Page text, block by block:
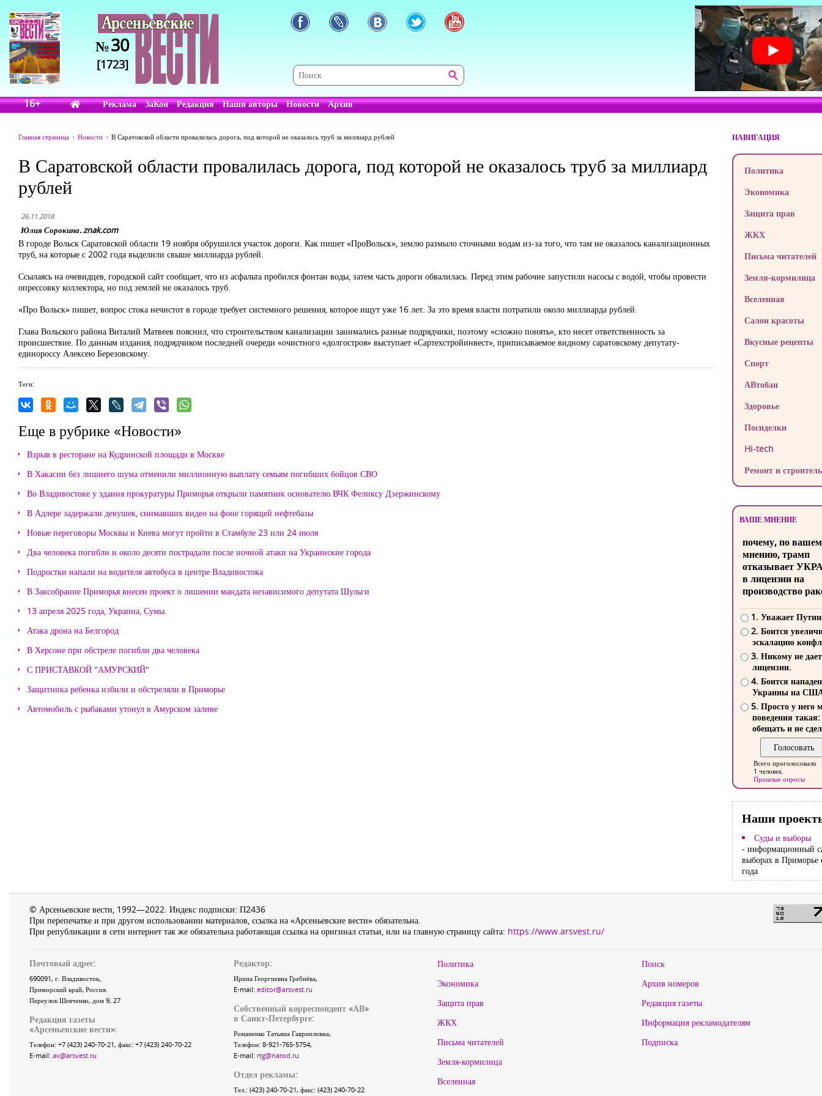
№30
[1723]
16+ Реклама ЗаКон Редакция Наши авторы Новости Архив
Главная страница Новости В Саратовской области провалилась дорога, под которой не оказалось труб за миллиард рублей
В Саратовской области провалилась дорога, под которой не оказалось труб за миллиард
рублей
26.11.2018
Юлия Сорокина. znak.com
В городе Вольск Саратовской области 19 ноября обрушился участок дороги. Как пишет «ПроВольск», землю размыло сточными водам из-за того, что там не оказалось канализационных
труб, на которые с 2002 года выделили свыше миллиарда рублей.
Ссылаясь на очевидцев, городской сайт сообщает, что из асфальта пробился фонтан воды, затем часть дороги обвалилась. Перед этим рабочие запустили насосы с водой, чтобы провести
опрессовку коллектора, но под землей не оказалось труб.
«Про Вольск» пишет, вопрос стока нечистот в городе требует системного решения, которое ищут уже 16 лет. За это время власти потратили около миллиарда рублей.
Глава Вольского района Виталий Матвеев пояснил, что строительством канализации занимались разные подрядчики, поэтому «сложно понять», кто несет ответственность за
происшествие. По данным издания, подрядчиком последней очереди «очистного «долгостроя» выступает «Сартехстройинвест», приписываемое видному саратовскому депутату-
единороссу Алексею Березовскому.
Теги:
Еще в рубрике «Новости»
Взрыв в ресторане на Кудринской площади в Москве
В Хакасии без лишнего шума отменили миллионную выплату семьям погибших бойцов СВО
Во Владивостоке у здания прокуратуры Приморья открыли памятник основателю ВЧК Феликсу Дзержинскому
В Адлере задержали девушек, снимавших видео на фоне горящей нефтебазы
Новые переговоры Москвы и Киева могут пройти в Стамбуле 23 или 24 июля
Два человека погибли и около десяти пострадали после ночной атаки на Украинские города
Подростки напали на водителя автобуса в центре Владивостока
В Заксобрание Приморья внесен проект о лишении мандата независимого депутата Шульги
13 апреля 2025 года, Украина, Сумы.
Атака дрона на Белгород
В Херсоне при обстреле погибли два человека
С ПРИСТАВКОЙ "АМУРСКИЙ"
Защитника ребенка избили и обстреляли в Приморье
Автомобиль с рыбаками утонул в Амурском заливе
НАВИГАЦИЯ
Политика
Экономика
Защита прав
ЖКХ
Письма читателей
Земля-кормилица
Вселенная
Салон красоты
Вкусные рецепты
Спорт
АВтобан
Здоровье
Посиделки
Hi-tech
Ремонт и
ВАШЕ МНЕНИЕ
почему, по
мнению, трамп
отказывает
в лицензии на
производство
1. Уважает
2. Боится
эскалацию
3. Никому не
лицензии.
4. Боится
Украины на
5. Просто у него
поведения такая:
обещать и не
Всего проголосовало
1 человек
Прошлые опросы
Наши
Суды и выборы
- информационный
выборах в Приморье
года
© Арсеньевские вести, 1992—2022. Индекс подписки: П2436
При перепечатке и при другом использовании материалов, ссылка на «Арсеньевские вести» обязательна.
При републикации в сети интернет так же обязательна работающая ссылка на оригинал статьи, или на главную страницу сайта: https://www.arsvest.ru/
Почтовый адрес:
690091, г. Владивосток,
Приморский край, Россия.
Переулок Шевченко, дом 9, 27
Редакция газеты
«Арсеньевские вести»:
Телефон: +7 (423) 240-70-21, факс: +7 (423) 240-70-22
E-mail: av@arsvest.ru
Редактор:
Ирина Георгиевна Гребнёва,
E-mail: editor@arsvest.ru
Собственный корреспондент «АВ»
в Санкт-Петербурге:
Романенко Татьяна Гаврииловна,
Телефон: 8-921-765-5754,
E-mail: rtg@narod.ru
Отдел рекламы:
Тел.: (423) 240-70-21, факс: (423) 240-70-22
Политика
Экономика
Защита прав
ЖКХ
Письма читателей
Земля-кормилица
Вселенная
Поиск
Архив номеров
Редакция газеты
Информация рекламодателям
Подписка